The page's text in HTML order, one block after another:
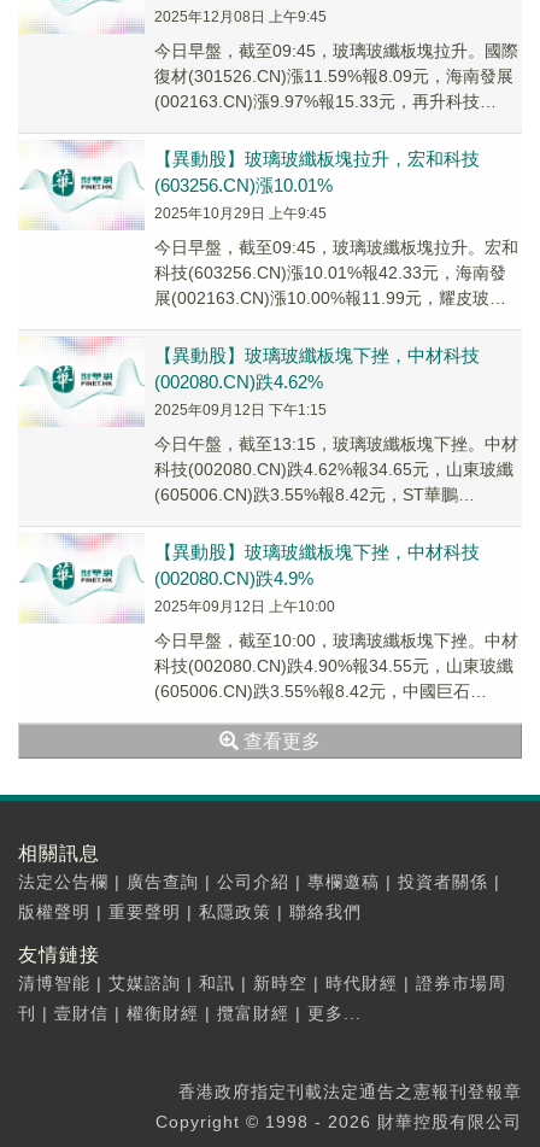
2025年12月08日 上午9:45
今日早盤，截至09:45，玻璃玻纖板塊拉升。國際
復材(301526.CN)漲11.59%報8.09元，海南發展
(002163.CN)漲9.97%報15.33元，再升科技
【異動股】玻璃玻纖板塊拉升，宏和科技
(603256.CN)漲10.01%
2025年10月29日 上午9:45
今日早盤，截至09:45，玻璃玻纖板塊拉升。宏和
科技(603256.CN)漲10.01%報42.33元，海南發
展(002163.CN)漲10.00%報11.99元，耀皮玻璃
【異動股】玻璃玻纖板塊下挫，中材科技
(002080.CN)跌4.62%
2025年09月12日 下午1:15
今日午盤，截至13:15，玻璃玻纖板塊下挫。中材
科技(002080.CN)跌4.62%報34.65元，山東玻纖
(605006.CN)跌3.55%報8.42元，ST華鵬
【異動股】玻璃玻纖板塊下挫，中材科技
(002080.CN)跌4.9%
2025年09月12日 上午10:00
今日早盤，截至10:00，玻璃玻纖板塊下挫。中材
科技(002080.CN)跌4.90%報34.55元，山東玻纖
(605006.CN)跌3.55%報8.42元，中國巨石
查看更多
相關訊息
法定公告欄 | 廣告查詢 | 公司介紹 | 專欄邀稿 | 投資者關係 |
版權聲明 | 重要聲明 | 私隱政策 | 聯絡我們
友情鏈接
清博智能 | 艾媒諮詢 | 和訊 | 新時空 | 時代財經 | 證券市場周
刊
| 壹財信 | 權衡財經 | 攬富財經 | 更多...
香港政府指定刊載法定通告之憲報刊登報章
Copyright © 1998 - 2026 財華控股有限公司